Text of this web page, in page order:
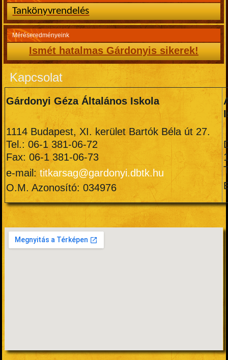
Tankönyvrendelés
Méréseredményeink
Ismét hatalmas Gárdonyis sikerek!
Kapcsolat
Gárdonyi Géza Általános Iskola
1114 Budapest, XI. kerület Bartók Béla út 27.
Tel.: 06-1 381-06-72
Fax: 06-1 381-06-73
e-mail:titkarsag@gardonyi.dbtk.hu
O.M. Azonosító: 034976